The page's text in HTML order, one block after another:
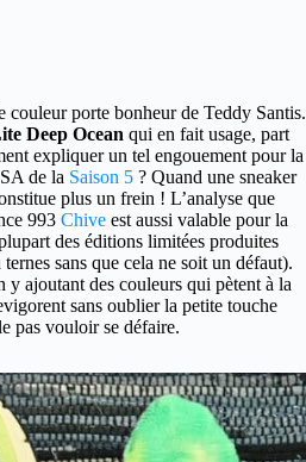
couleur porte bonheur de Teddy Santis.
Deep Ocean qui en fait usage, part
expliquer un tel engouement pour la
de la Saison 5 ? Quand une sneaker
plus un frein ! L’analyse que
993 Chive est aussi valable pour la
des éditions limitées produites
sans que cela ne soit un défaut).
y ajoutant des couleurs qui pètent à la
sans oublier la petite touche
pas vouloir se défaire.